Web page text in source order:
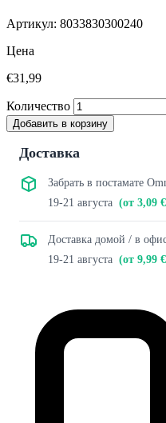
Артикул: 8033830300240
Цена
€31,99
Количество
Добавить в корзину
Доставка
Забрать в постамате
19-21 августа (от 3,09
Доставка домой / в
19-21 августа (от 9,99